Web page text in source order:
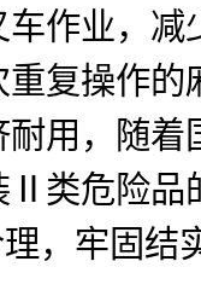
作业，
复操作
用，随
类危险品
，牢固